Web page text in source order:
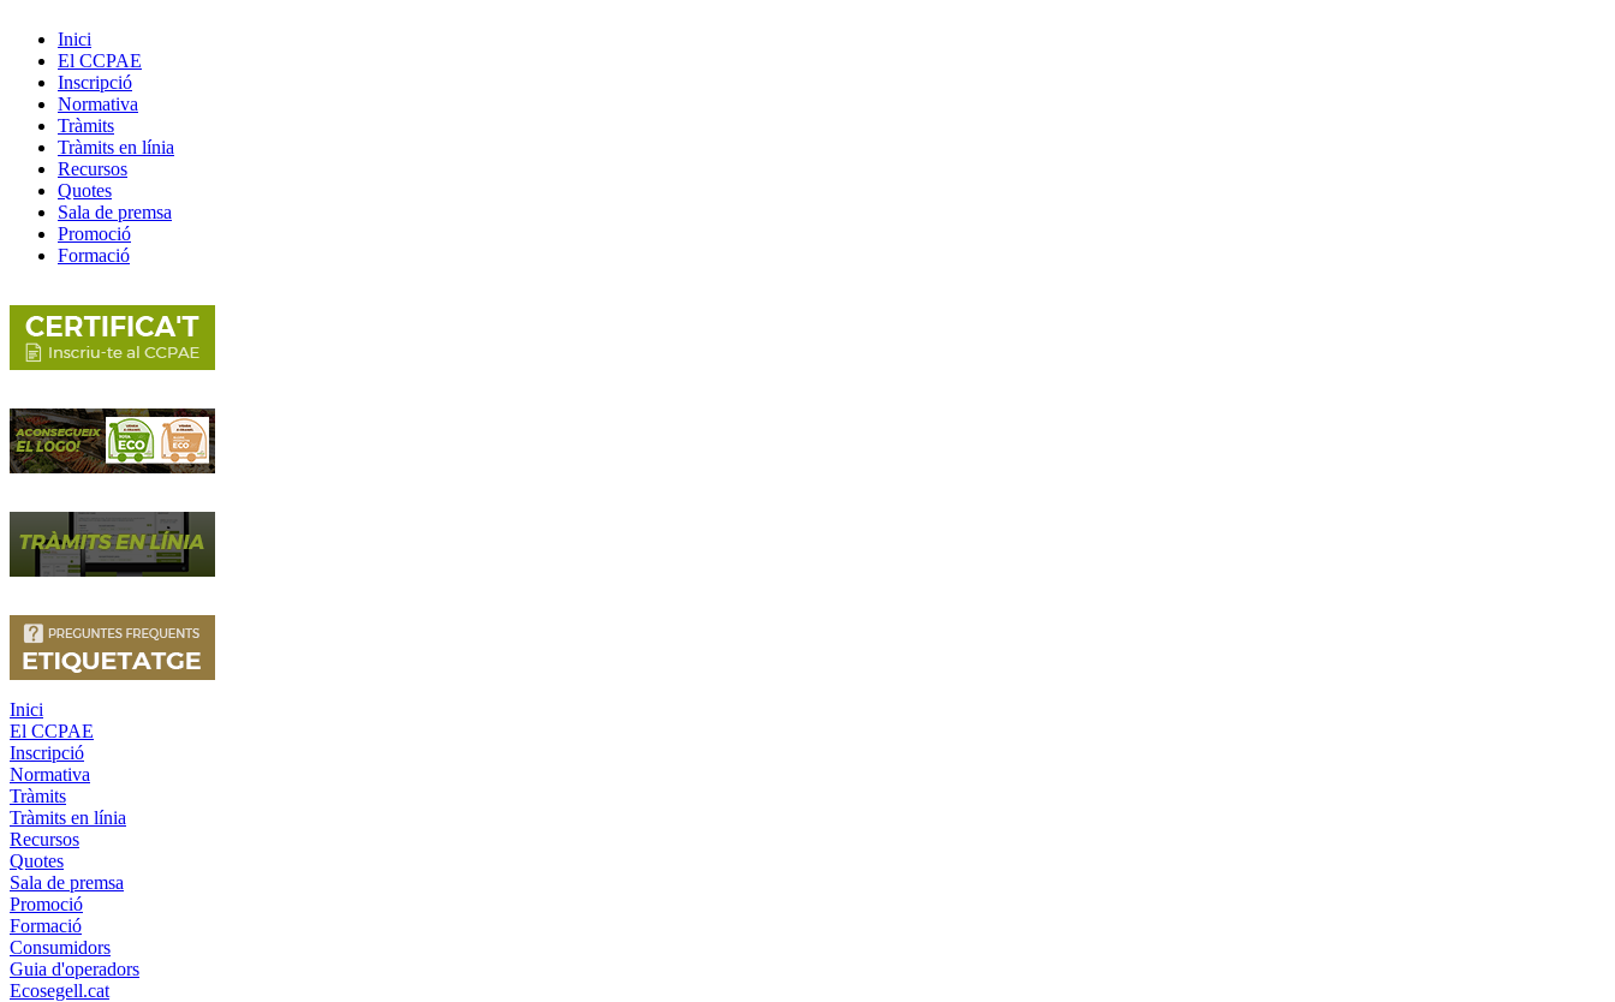
Inici
El CCPAE
Inscripció
Normativa
Tràmits
Tràmits en línia
Recursos
Quotes
Sala de premsa
Promoció
Formació
Inici
El CCPAE
Inscripció
Normativa
Tràmits
Tràmits en línia
Recursos
Quotes
Sala de premsa
Promoció
Formació
Consumidors
Guia d'operadors
Ecosegell.cat